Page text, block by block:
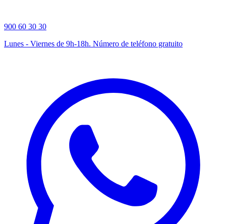
900 60 30 30
Lunes - Viernes de 9h-18h. Número de teléfono gratuito